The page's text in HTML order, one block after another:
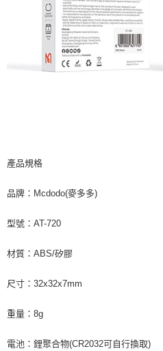
產品規格
品牌：Mcdodo(麥多多)
型號：AT-720
材質：ABS/矽膠
尺寸：32x32x7mm
重量：8g
電池：鋰聚合物(CR2032可自行換取)